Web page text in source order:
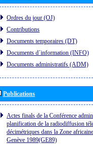
Ordres du jour (OJ)
Contributions
Documents temporaires (DT)
Documents d´information (INFO)
Documents administratifs (ADM)
Publications
Actes finals de la Conférence
planification de la radiodiffusion
décimétriques dans la Zone
Genève 1989(GE89)